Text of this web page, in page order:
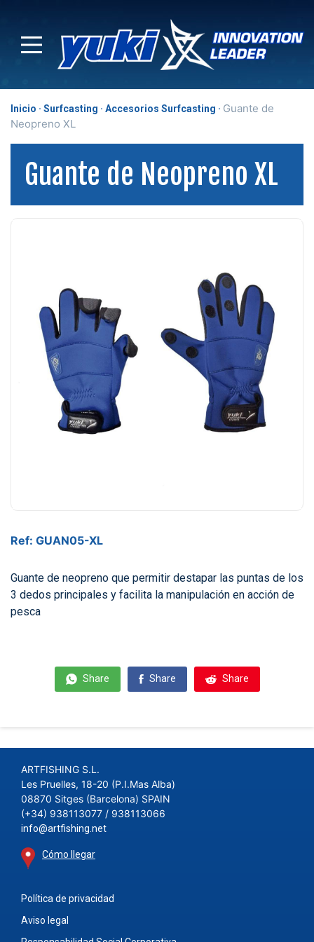
Inicio Surfcasting Accesorios Surfcasting
Guante de
Neopreno XL
Guante de Neopreno XL
Ref: GUAN05-XL
Guante de neopreno que permitir destapar las puntas de los
3 dedos principales y facilita la manipulación en acción de
pesca
Share Share Share
ARTFISHING S.L.
Les Pruelles, 18-20 (P.I.Mas Alba)
08870 Sitges (Barcelona) SPAIN
(+34) 938113077 / 938113066
info@artfishing.net
Cómo llegar
Política de privacidad
Aviso legal